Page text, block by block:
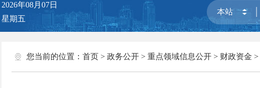
2026年08月07日
星期五
您当前的位置： 首页> 政务公开> 重点领域信息公开> 财政资金 >